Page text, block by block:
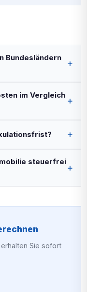
Bundesländern
im Vergleich
steuerfrei
Sie sofort